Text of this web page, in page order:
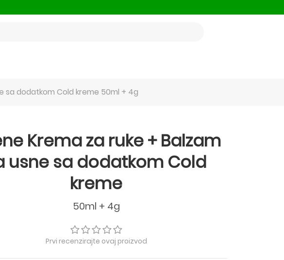
sa dodatkom Cold kreme 50ml + 4g
Krema za ruke + Balzam
usne sa dodatkom Cold
kreme
50ml + 4g
Prvi recenzirajte ovaj proizvod